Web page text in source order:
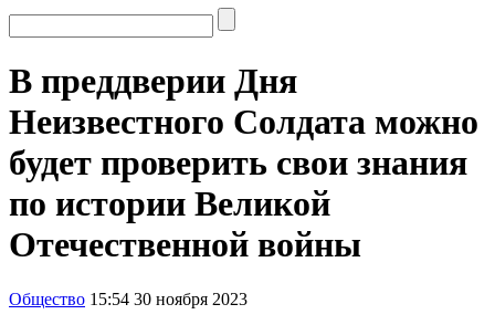
В преддверии Дня
Неизвестного Солдата можно
будет проверить свои знания
по истории Великой
Отечественной войны
Общество 15:54 30 ноября 2023